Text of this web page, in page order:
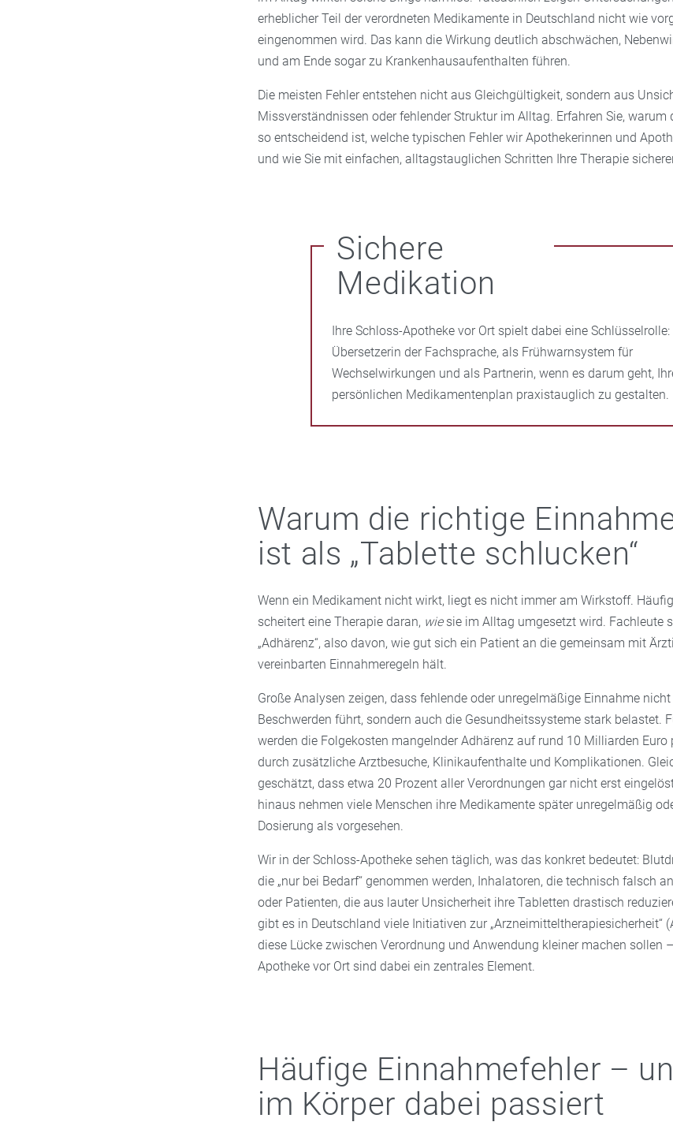
erheblicher Teil der verordneten Medikamente in Deutschland nicht wie
eingenommen wird. Das kann die Wirkung deutlich abschwächen,
und am Ende sogar zu Krankenhausaufenthalten führen.
Die meisten Fehler entstehen nicht aus Gleichgültigkeit, sondern aus
Missverständnissen oder fehlender Struktur im Alltag. Erfahren Sie, warum
so entscheidend ist, welche typischen Fehler wir Apothekerinnen und
und wie Sie mit einfachen, alltagstauglichen Schritten Ihre Therapie
Sichere
Medikation
Ihre Schloss-Apotheke vor Ort spielt dabei eine
Übersetzerin der Fachsprache, als Frühwarnsystem für
Wechselwirkungen und als Partnerin, wenn es darum geht,
persönlichen Medikamentenplan praxistauglich zu gestalten.
Warum die richtige
ist als „Tablette schlucken“
Wenn ein Medikament nicht wirkt, liegt es nicht immer am Wirkstoff.
scheitert eine Therapie daran, wiesie im Alltag umgesetzt wird. Fachleute
„Adhärenz“, also davon, wie gut sich ein Patient an die gemeinsam mit
vereinbarten Einnahmeregeln hält.
Große Analysen zeigen, dass fehlende oder unregelmäßige Einnahme
Beschwerden führt, sondern auch die Gesundheitssysteme stark belastet.
werden die Folgekosten mangelnder Adhärenz auf rund 10 Milliarden
durch zusätzliche Arztbesuche, Klinikaufenthalte und Komplikationen.
geschätzt, dass etwa 20 Prozent aller Verordnungen gar nicht erst
hinaus nehmen viele Menschen ihre Medikamente später unregelmäßig
Dosierung als vorgesehen.
Wir in der Schloss-Apotheke sehen täglich, was das konkret bedeutet:
die „nur bei Bedarf“ genommen werden, Inhalatoren, die technisch falsch
oder Patienten, die aus lauter Unsicherheit ihre Tabletten drastisch
gibt es in Deutschland viele Initiativen zur „Arzneimitteltherapiesicherheit“
diese Lücke zwischen Verordnung und Anwendung kleiner machen sollen
Apotheke vor Ort sind dabei ein zentrales Element.
Häufige Einnahmefehler –
im Körper dabei passiert